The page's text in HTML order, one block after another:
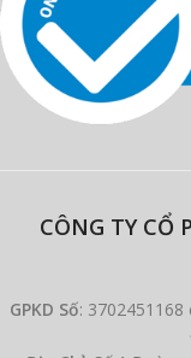
CÔNG TY CỔ
GPKD Số: